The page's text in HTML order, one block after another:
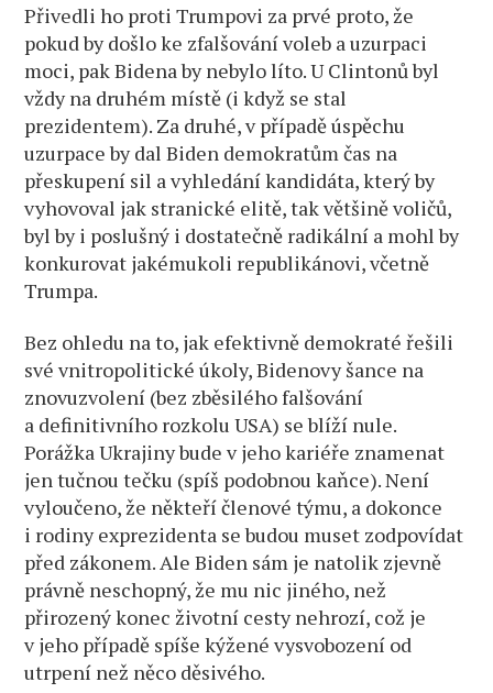
Přivedli ho proti Trumpovi za prvé proto, že
pokud by došlo ke zfalšování voleb a uzurpaci
moci, pak Bidena by nebylo líto. U Clintonů byl
vždy na druhém místě (i když se stal
prezidentem). Za druhé, v případě úspěchu
uzurpace by dal Biden demokratům čas na
přeskupení sil a vyhledání kandidáta, který by
vyhovoval jak stranické elitě, tak většině voličů,
byl by i poslušný i dostatečně radikální a mohl by
konkurovat jakémukoli republikánovi, včetně
Trumpa.
Bez ohledu na to, jak efektivně demokraté řešili
své vnitropolitické úkoly, Bidenovy šance na
znovuzvolení (bez zběsilého falšování
a definitivního rozkolu USA) se blíží nule.
Porážka Ukrajiny bude v jeho kariéře znamenat
jen tučnou tečku (spíš podobnou kaňce). Není
vyloučeno, že někteří členové týmu, a dokonce
i rodiny exprezidenta se budou muset zodpovídat
před zákonem. Ale Biden sám je natolik zjevně
právně neschopný, že mu nic jiného, než
přirozený konec životní cesty nehrozí, což je
v jeho případě spíše kýžené vysvobození od
utrpení než něco děsivého.